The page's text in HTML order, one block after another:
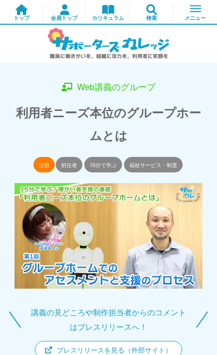
Web講義のグループ
利用者ニーズ本位のグループホー
ムとは
注目 初任者 15分で学ぶ 福祉サービス・制度
講義の見どころや制作担当者からのコメント
はプレスリリースへ！
プレスリリースを見る（外部サイト）